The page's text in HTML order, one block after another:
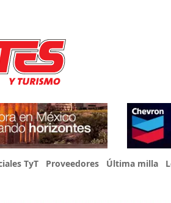
TyT Proveedores Última milla